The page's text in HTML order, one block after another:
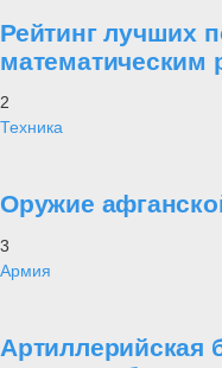
Рейтинг лучших
математическим
2
Техника
Оружие
3
Армия
Артиллерийская